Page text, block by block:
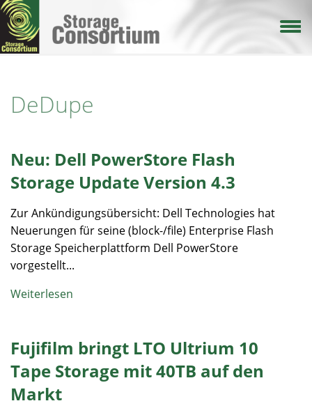
Direkt
zum
Inhalt
DeDupe
Neu: Dell PowerStore Flash
Storage Update Version 4.3
Zur Ankündigungsübersicht: Dell Technologies hat
Neuerungen für seine (block-/file) Enterprise Flash
Storage Speicherplattform Dell PowerStore
vorgestellt...
Weiterlesen
Fujifilm bringt LTO Ultrium 10
Tape Storage mit 40TB auf den
Markt